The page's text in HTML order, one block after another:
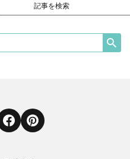
記事を検索
FacebookPinterest